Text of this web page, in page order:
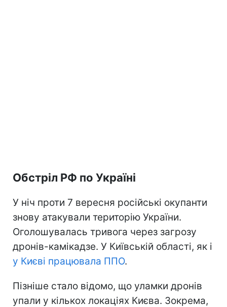
Обстріл РФ по Україні
У ніч проти 7 вересня російські окупанти
знову атакували територію України.
Оголошувалась тривога через загрозу
дронів-камікадзе. У Київській області, як і
у Києві працювала ППО.
Пізніше стало відомо, що уламки дронів
упали у кількох локаціях Києва. Зокрема,